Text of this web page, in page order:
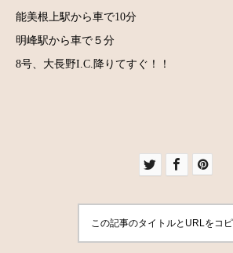
能美根上駅から車で10分
明峰駅から車で５分
8号、大長野I.C.降りてすぐ！！
この記事のタイトルとURLをコ